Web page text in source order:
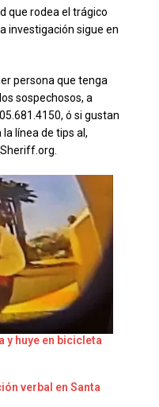
que rodea el trágico
investigación sigue en
persona que tenga
sospechosos, a
ó si gustan
línea de tips al,
y huye en bicicleta
verbal en Santa